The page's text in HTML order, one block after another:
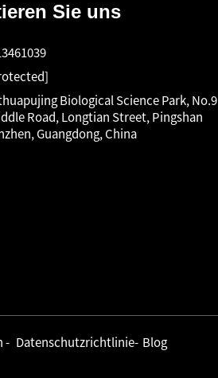
Sie uns
Biological Science Park, No.9
Road, Longtian Street, Pingshan
Guangdong, China
- Datenschutzrichtlinie- Blog